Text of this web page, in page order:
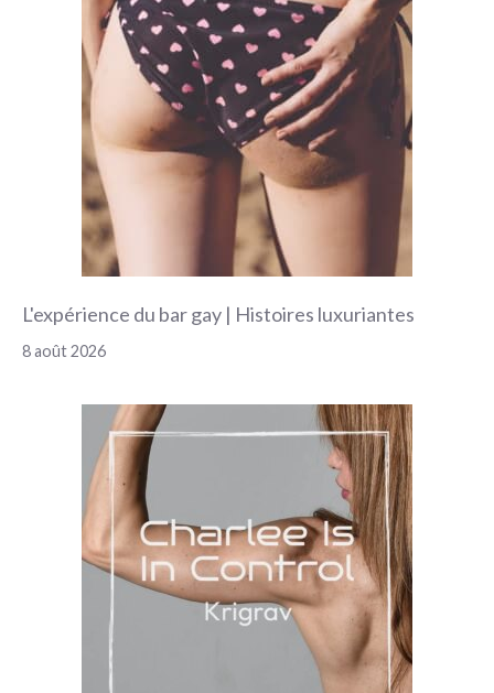
L'expérience du bar gay | Histoires luxuriantes
8 août 2026